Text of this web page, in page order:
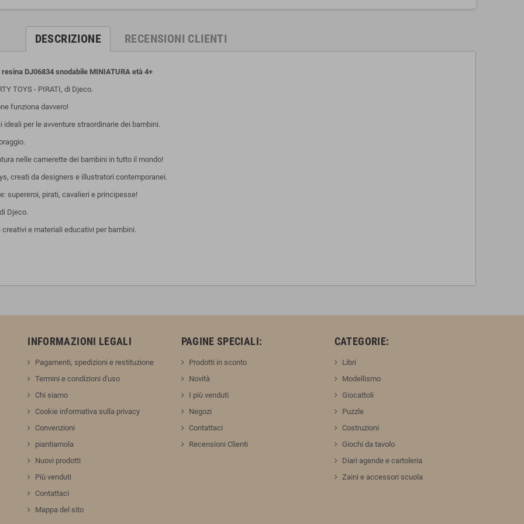
DESCRIZIONE RECENSIONI CLIENTI
DJ06834 snodabile MINIATURA età 4+
TOYS - PIRATI, di Djeco.
funziona davvero!
per le avventure straordinarie dei bambini.
nelle camerette dei bambini in tutto il mondo!
creati da designers e illustratori contemporanei.
supereroi, pirati, cavalieri e principesse!
Djeco.
e materiali educativi per bambini.
INFORMAZIONI LEGALI
Pagamenti, spedizioni e restituzione
Termini e condizioni d'uso
Chi siamo
Cookie informativa sulla privacy
Convenzioni
piantiamola
Nuovi prodotti
Più venduti
Contattaci
Mappa del sito
PAGINE SPECIALI:
Prodotti in sconto
Novità
I più venduti
Negozi
Contattaci
Recensioni Clienti
CATEGORIE:
Libri
Modellismo
Giocattoli
Puzzle
Costruzioni
Giochi da tavolo
Diari agende e cartoleria
Zaini e accessori scuola